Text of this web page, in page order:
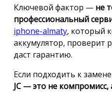
Ключевой фактор — не
профессиональный
iphone-almaty, который
аккумулятор, проверит
даст гарантию.
Если подходить к
JC — это не